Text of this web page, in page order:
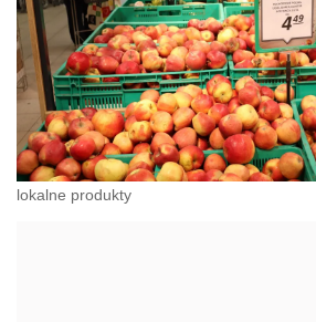
lokalne produkty